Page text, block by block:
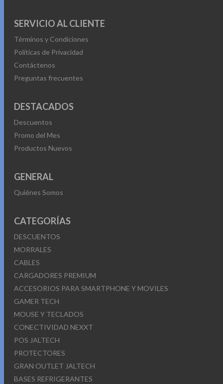
SERVICIO AL CLIENTE
Términos y Condiciones
Políticas de Privacidad
Contáctenos
Preguntas frecuentes
DESTACADOS
Descuentos
Promo del Mes
Productos Nuevos
GENERAL
Quiénes Somos
CATEGORÍAS
DESCUENTOS
MORRALES
CABLES
CARGADORES PREMIUM
ACCESORIOS PARA SMARTPHONE Y MOVILES
GAMER TECH
MOUSE Y TECLADOS
CONECTIVIDAD NEXXT
POS JALTECH
PROTECTORES
GRAN OUTLET JALTECH
BASES REFRIGERANTES